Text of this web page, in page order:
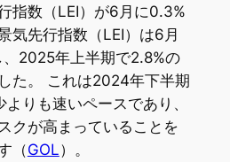
指数（LEI）が6月に0.3%
気先行指数（LEI）は6月
2025年上半期で2.8%の
た。 これは2024年下半期
りも速いペースであり、
クが高まっていることを
（GOL）。